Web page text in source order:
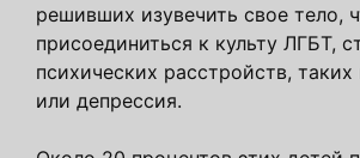
решивших изувечить свое тело,
присоединиться к культу ЛГБТ,
психических расстройств, таких
или депрессия.